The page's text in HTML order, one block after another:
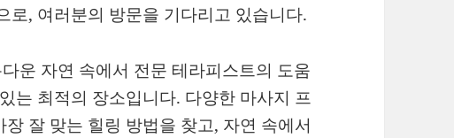
로, 여러분의 방문을 기다리고 있습니다.
운 자연 속에서 전문 테라피스트의 도움
는 최적의 장소입니다. 다양한 마사지 프
잘 맞는 힐링 방법을 찾고, 자연 속에서